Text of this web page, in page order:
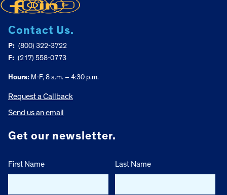
Contact Us.
P: (800) 322-3722
F: (217) 558-0773
Hours: M-F, 8 a.m. – 4:30 p.m.
Request a Callback
Send us an email
Get our newsletter.
First Name Last Name